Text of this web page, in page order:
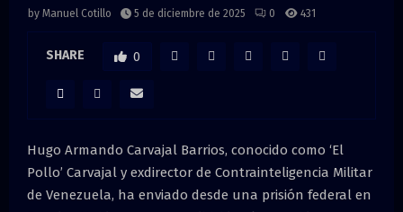
Uby Manuel Cotillo 5 de diciembre de 2025 0 431
SHARE 0
Hugo Armando Carvajal Barrios, conocido como ‘El
Pollo’ Carvajal y exdirector de Contrainteligencia Militar
de Venezuela, ha enviado desde una prisión federal en